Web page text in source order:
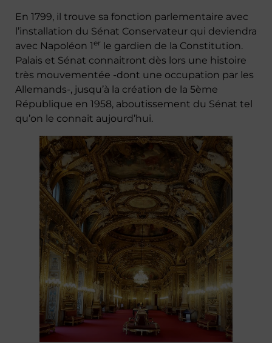
En 1799, il trouve sa fonction parlementaire avec
l’installation du Sénat Conservateur qui deviendra
avec Napoléon 1er le gardien de la Constitution.
Palais et Sénat connaitront dès lors une histoire
très mouvementée -dont une occupation par les
Allemands-, jusqu’à la création de la 5ème
République en 1958, aboutissement du Sénat tel
qu’on le connait aujourd’hui.